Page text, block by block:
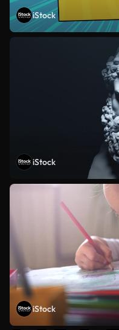
iStock
iStock
iStock